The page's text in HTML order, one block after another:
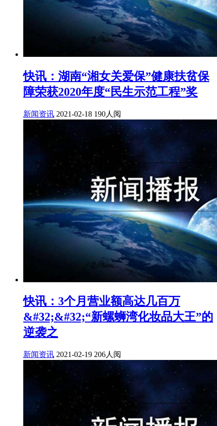
快讯：湖南“湘女关爱保”健康扶贫保
障荣获2020年度“民生示范工程”奖
新闻资讯 2021-02-18 190人阅
快讯：3个月营业额高达几百万
&#32;&#32;“新螺蛳湾化妆品大王”的
逆袭之
新闻资讯 2021-02-19 206人阅